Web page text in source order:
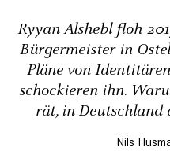
Ryyan Alshebl floh
Bürgermeister in
Pläne von
schockieren ihn.
rät, in Deutschland
Nils